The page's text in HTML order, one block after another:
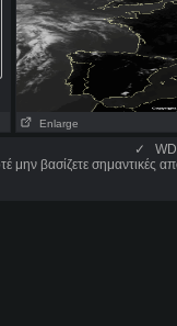
Enlarge
✓
μην βασίζετε σημαντικές